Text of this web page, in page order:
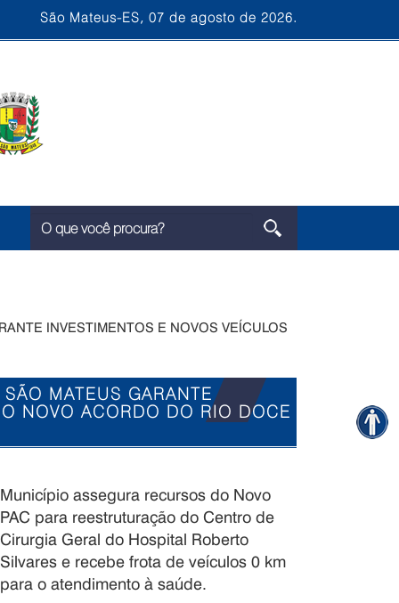
São Mateus-ES, 07 de agosto de 2026.
INVESTIMENTOS E NOVOS VEÍCULOS
MATEUS GARANTE
NOVO ACORDO DO RIO DOCE
Município assegura recursos do Novo
PAC para reestruturação do Centro de
Cirurgia Geral do Hospital Roberto
Silvares e recebe frota de veículos 0 km
para o atendimento à saúde.